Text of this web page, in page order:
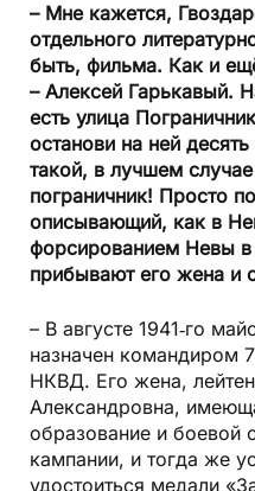
– Мне кажется,
отдельного
быть, фильма. Как и
– Алексей Гарькавый.
есть улица
останови на ней
такой, в лучшем
пограничник! Просто
описывающий, как в
форсированием Невы в
прибывают его жена и
– В августе 1941‑го
назначен командиром
НКВД. Его жена,
Александровна,
образование и боевой
кампании, и тогда же
удостоиться медали